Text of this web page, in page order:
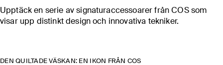
Upptäck en serie av signaturaccessoarer från COS som
visar upp distinkt design och innovativa tekniker.
DEN QUILTADE VÄSKAN: EN IKON FRÅN COS